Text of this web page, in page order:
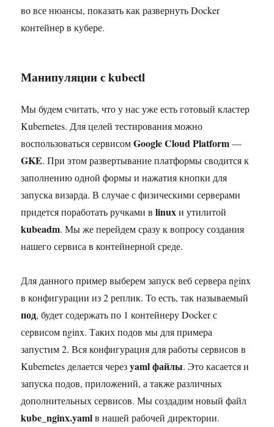
во все нюансы, показать как развернуть Docker
контейнер в кубере.
Манипуляции с kubectl
Мы будем считать, что у нас уже есть готовый кластер
Kubernetes. Для целей тестирования можно
воспользоваться сервисомGoogle Cloud Platform—
GKE. При этом развертывание платформы сводится к
заполнению одной формы и нажатия кнопки для
запуска визарда. В случае с физическими серверами
придется поработать ручками вlinuxи утилитой
kubeadm. Мы же перейдем сразу к вопросу создания
нашего сервиса в контейнерной среде.
Для данного пример выберем запуск веб сервера nginx
в конфигурации из 2 реплик. То есть, так называемый
под, будет содержать по 1 контейнеру Docker с
сервисом nginx. Таких подов мы для примера
запустим 2. Вся конфигурация для работы сервисов в
Kubernetes делается черезyaml файлы. Это касается и
запуска подов, приложений, а также различных
дополнительных сервисов. Мы создадим новый файл
kube_nginx.yamlв нашей рабочей директории.